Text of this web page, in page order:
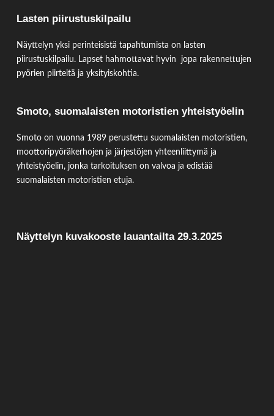
Lasten piirustuskilpailu
Näyttelyn yksi perinteisistä tapahtumista on lasten
piirustuskilpailu. Lapset hahmottavat hyvin jopa rakennettujen
pyörien piirteitä ja yksityiskohtia.
Smoto, suomalaisten motoristien yhteistyöelin
Smoto on vuonna 1989 perustettu suomalaisten motoristien,
moottoripyöräkerhojen ja järjestöjen yhteenliittymä ja
yhteistyöelin, jonka tarkoituksen on valvoa ja edistää
suomalaisten motoristien etuja.
Näyttelyn kuvakooste lauantailta 29.3.2025